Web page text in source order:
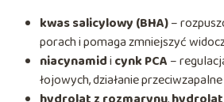
kwas salicylowy (BHA)–
porach i pomaga zmniejszyć
niacynamidi cynk PCA –
łojowych, działanie